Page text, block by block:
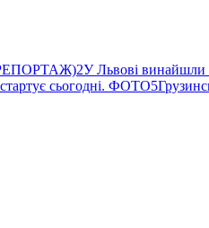
2У Львові винайшли
сьогодні. ФОТО5